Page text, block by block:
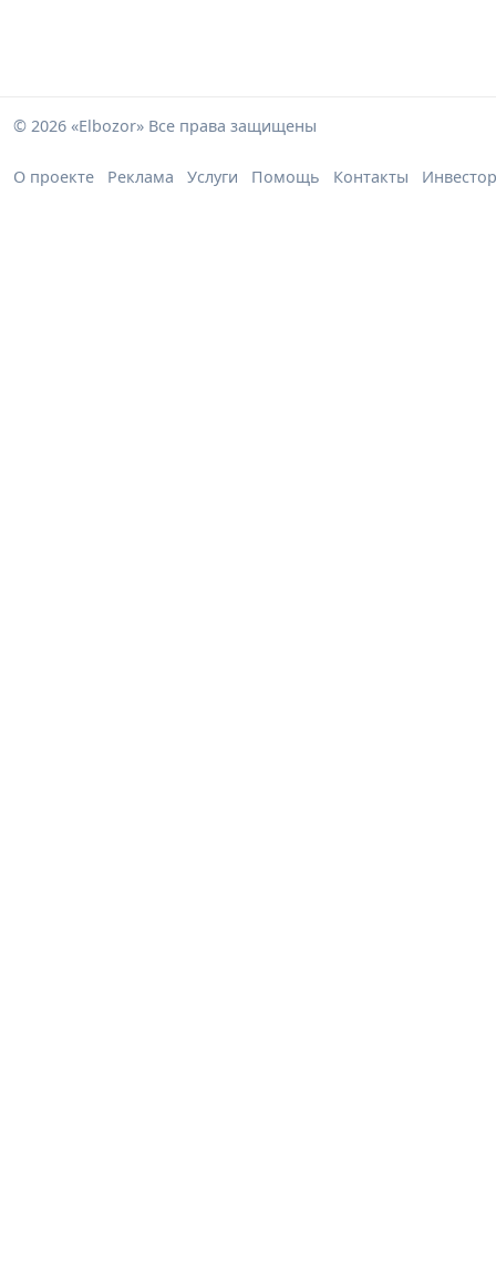
© 2026 «Elbozor» Все права защищены
О проекте Реклама Услуги Помощь Контакты